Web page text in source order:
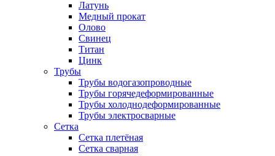
Латунь
Медный прокат
Олово
Свинец
Титан
Цинк
Трубы
Трубы водогазопроводные
Трубы горячедеформированные
Трубы холоднодеформированные
Трубы электросварные
Сетка
Сетка плетёная
Сетка сварная